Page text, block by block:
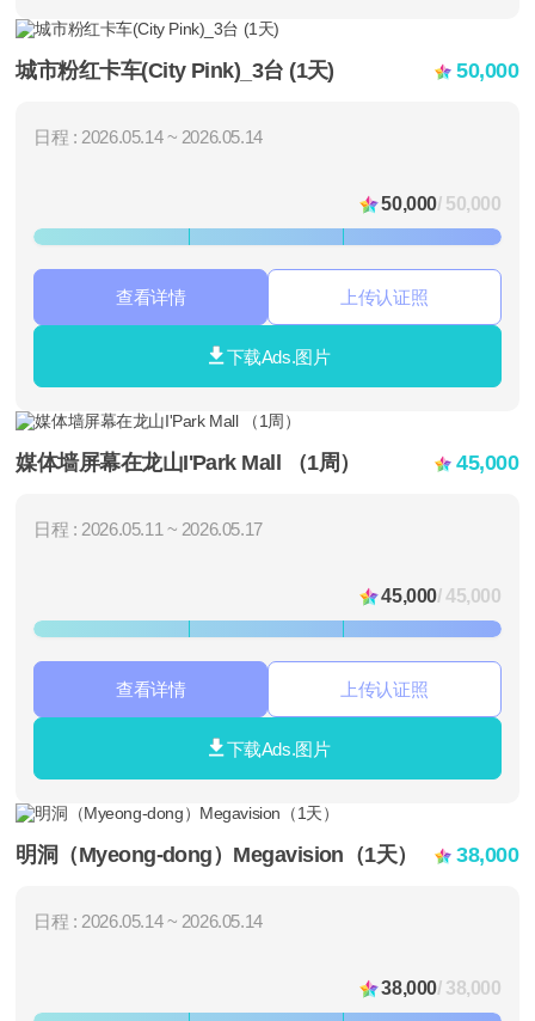
城市粉红卡车(City Pink)_3台 (1天) 50,000
日程 : 2026.05.14 ~ 2026.05.14
50,000/ 50,000
查看详情 上传认证照
下载Ads.图片
媒体墙屏幕在龙山I'Park Mall （1周） 45,000
日程 : 2026.05.11 ~ 2026.05.17
45,000/ 45,000
查看详情 上传认证照
下载Ads.图片
明洞（Myeong-dong）Megavision（1天） 38,000
日程 : 2026.05.14 ~ 2026.05.14
38,000/ 38,000